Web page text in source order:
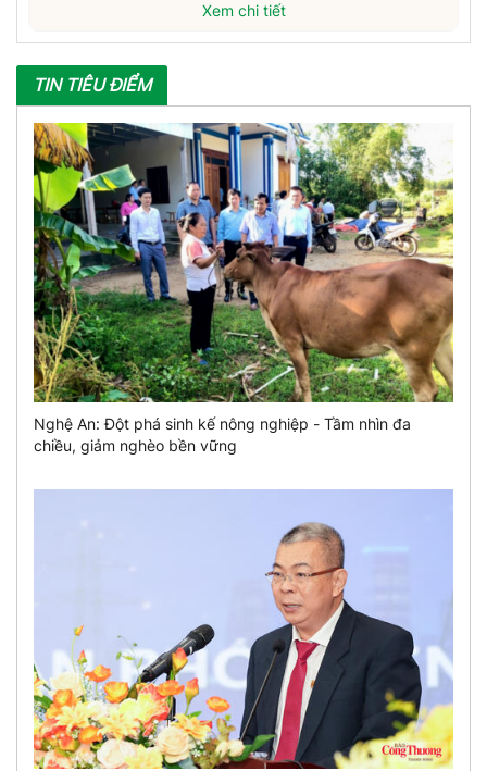
Xem chi tiết
TIN TIÊU ĐIỂM
Nghệ An: Đột phá sinh kế nông nghiệp - Tầm nhìn đa
chiều, giảm nghèo bền vững